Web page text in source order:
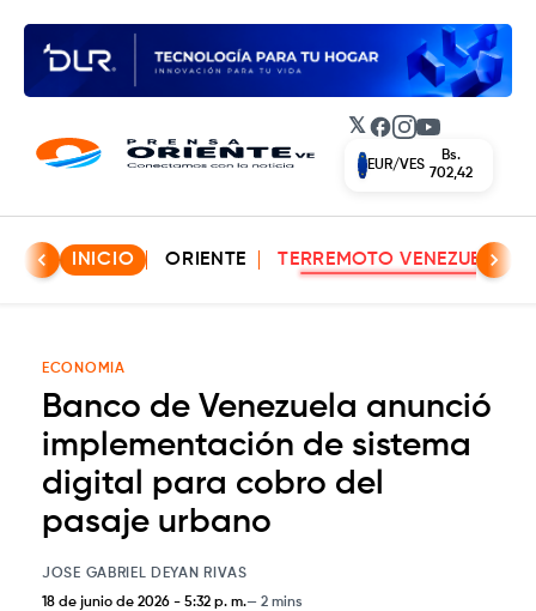
𝕏 Facebook
Instagram
YouTube
EUR/VES
Bs.
702,42
INICIO ORIENTE TERREMOTO VENEZUELA
ECONOMIA
Banco de Venezuela anunció
implementación de sistema
digital para cobro del
pasaje urbano
JOSE GABRIEL DEYAN RIVAS
18 de junio de 2026 - 5:32 p. m. 2 mins